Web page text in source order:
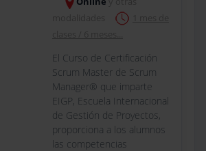
El Curso de Certificación
Scrum Master de Scrum
Manager® que imparte
EIGP, Escuela Internacional
de Gestión de Proyectos,
proporciona a los alumnos
las competencias